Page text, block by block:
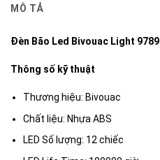
MÔ TẢ
Đèn Bão Led Bivouac Light 9789
Thông số kỹ thuật
Thương hiệu: Bivouac
Chất liệu: Nhựa ABS
LED Số lượng: 12 chiếc